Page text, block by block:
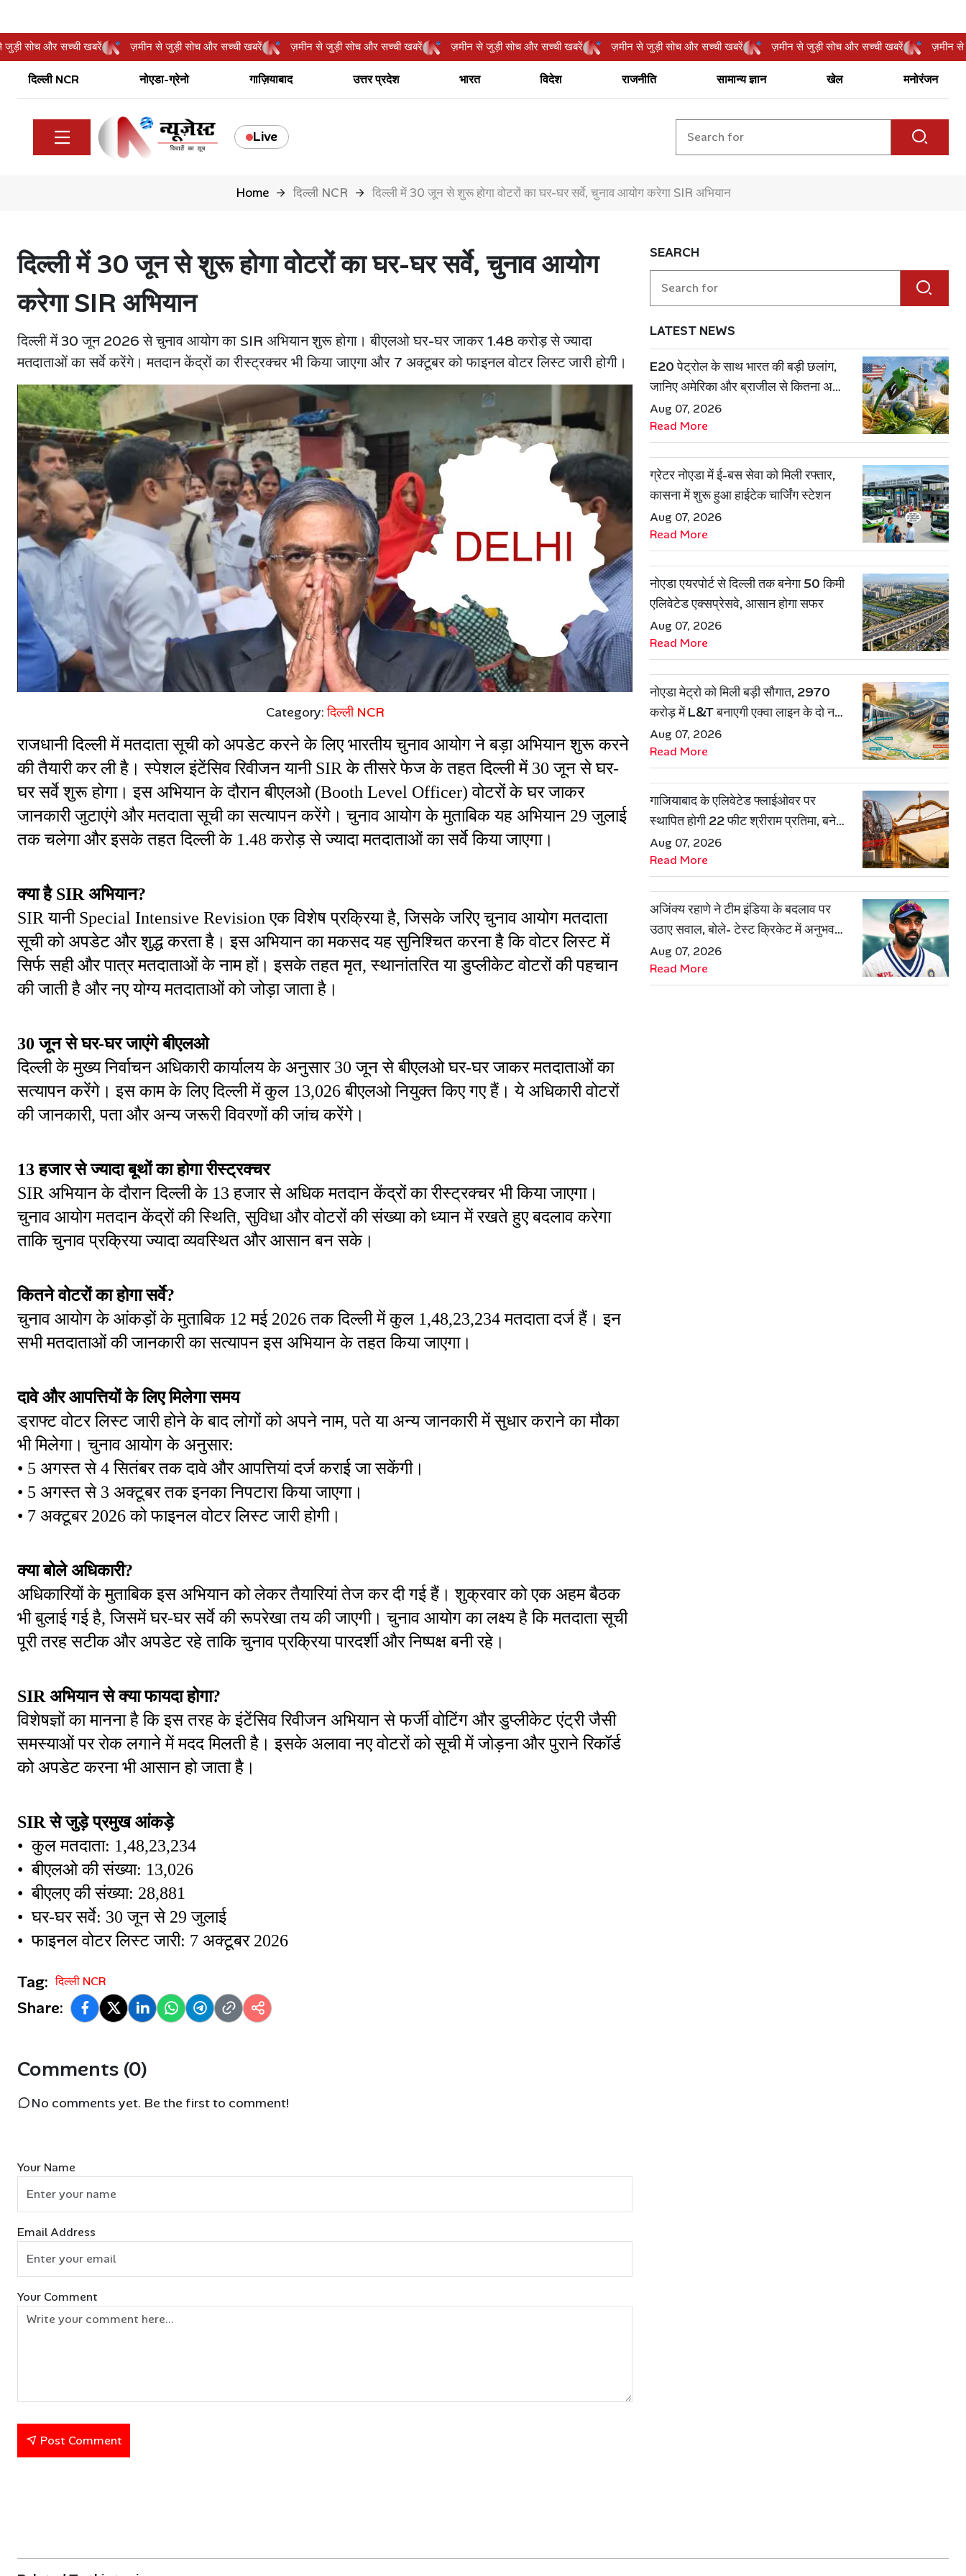
से जुड़ी सोच और सच्ची खबरें ज़मीन से जुड़ी सोच और सच्ची खबरें ज़मीन से जुड़ी सोच और सच्ची खबरें ज़मीन से जुड़ी सोच और सच्ची खबरें ज़मीन से जुड़ी सोच और सच्ची खबरें ज़मीन से जुड़ी सोच और सच्ची खबरें
दिल्ली NCR नोएडा-ग्रेनो गाज़ियाबाद उत्तर प्रदेश भारत विदेश राजनीति सामान्य ज्ञान खेल मनोरंजन
Live
Home दिल्ली NCR दिल्ली में 30 जून से शुरू होगा वोटरों का घर-घर सर्वे, चुनाव आयोग करेगा SIR अभियान
दिल्ली में 30 जून से शुरू होगा वोटरों का घर-घर सर्वे, चुनाव आयोग
करेगा SIR अभियान
दिल्ली में 30 जून 2026 से चुनाव आयोग का SIR अभियान शुरू होगा। बीएलओ घर-घर जाकर 1.48 करोड़ से ज्यादा
मतदाताओं का सर्वे करेंगे। मतदान केंद्रों का रीस्ट्रक्चर भी किया जाएगा और 7 अक्टूबर को फाइनल वोटर लिस्ट जारी होगी।
Category:दिल्ली NCR
राजधानी दिल्ली में मतदाता सूची को अपडेट करने के लिए भारतीय चुनाव आयोग ने बड़ा अभियान शुरू करने
की तैयारी कर ली है। स्पेशल इंटेंसिव रिवीजन यानी SIR के तीसरे फेज के तहत दिल्ली में 30 जून से घर-
घर सर्वे शुरू होगा। इस अभियान के दौरान बीएलओ (Booth Level Officer) वोटरों के घर जाकर
जानकारी जुटाएंगे और मतदाता सूची का सत्यापन करेंगे। चुनाव आयोग के मुताबिक यह अभियान 29 जुलाई
तक चलेगा और इसके तहत दिल्ली के 1.48 करोड़ से ज्यादा मतदाताओं का सर्वे किया जाएगा।
क्या है SIR अभियान?
SIR यानी Special Intensive Revision एक विशेष प्रक्रिया है, जिसके जरिए चुनाव आयोग मतदाता
सूची को अपडेट और शुद्ध करता है। इस अभियान का मकसद यह सुनिश्चित करना है कि वोटर लिस्ट में
सिर्फ सही और पात्र मतदाताओं के नाम हों। इसके तहत मृत, स्थानांतरित या डुप्लीकेट वोटरों की पहचान
की जाती है और नए योग्य मतदाताओं को जोड़ा जाता है।
30 जून से घर-घर जाएंगे बीएलओ
दिल्ली के मुख्य निर्वाचन अधिकारी कार्यालय के अनुसार 30 जून से बीएलओ घर-घर जाकर मतदाताओं का
सत्यापन करेंगे। इस काम के लिए दिल्ली में कुल 13,026 बीएलओ नियुक्त किए गए हैं। ये अधिकारी वोटरों
की जानकारी, पता और अन्य जरूरी विवरणों की जांच करेंगे।
13 हजार से ज्यादा बूथों का होगा रीस्ट्रक्चर
SIR अभियान के दौरान दिल्ली के 13 हजार से अधिक मतदान केंद्रों का रीस्ट्रक्चर भी किया जाएगा।
चुनाव आयोग मतदान केंद्रों की स्थिति, सुविधा और वोटरों की संख्या को ध्यान में रखते हुए बदलाव करेगा
ताकि चुनाव प्रक्रिया ज्यादा व्यवस्थित और आसान बन सके।
कितने वोटरों का होगा सर्वे?
चुनाव आयोग के आंकड़ों के मुताबिक 12 मई 2026 तक दिल्ली में कुल 1,48,23,234 मतदाता दर्ज हैं। इन
सभी मतदाताओं की जानकारी का सत्यापन इस अभियान के तहत किया जाएगा।
दावे और आपत्तियों के लिए मिलेगा समय
ड्राफ्ट वोटर लिस्ट जारी होने के बाद लोगों को अपने नाम, पते या अन्य जानकारी में सुधार कराने का मौका
भी मिलेगा। चुनाव आयोग के अनुसार:
• 5 अगस्त से 4 सितंबर तक दावे और आपत्तियां दर्ज कराई जा सकेंगी।
• 5 अगस्त से 3 अक्टूबर तक इनका निपटारा किया जाएगा।
• 7 अक्टूबर 2026 को फाइनल वोटर लिस्ट जारी होगी।
क्या बोले अधिकारी?
अधिकारियों के मुताबिक इस अभियान को लेकर तैयारियां तेज कर दी गई हैं। शुक्रवार को एक अहम बैठक
भी बुलाई गई है, जिसमें घर-घर सर्वे की रूपरेखा तय की जाएगी। चुनाव आयोग का लक्ष्य है कि मतदाता सूची
पूरी तरह सटीक और अपडेट रहे ताकि चुनाव प्रक्रिया पारदर्शी और निष्पक्ष बनी रहे।
SIR अभियान से क्या फायदा होगा?
विशेषज्ञों का मानना है कि इस तरह के इंटेंसिव रिवीजन अभियान से फर्जी वोटिंग और डुप्लीकेट एंट्री जैसी
समस्याओं पर रोक लगाने में मदद मिलती है। इसके अलावा नए वोटरों को सूची में जोड़ना और पुराने रिकॉर्ड
को अपडेट करना भी आसान हो जाता है।
SIR से जुड़े प्रमुख आंकड़े
•  कुल मतदाता: 1,48,23,234
•  बीएलओ की संख्या: 13,026
•  बीएलए की संख्या: 28,881
•  घर-घर सर्वे: 30 जून से 29 जुलाई
•  फाइनल वोटर लिस्ट जारी: 7 अक्टूबर 2026
Tag: दिल्ली NCR
Share:
Comments (0)
No comments yet. Be the first to comment!
Your Name
Email Address
Your Comment
Post Comment
SEARCH
LATEST NEWS
E20 पेट्रोल के साथ भारत की बड़ी छलांग,
जानिए अमेरिका और ब्राजील से कितना अलग
है एथेनॉल मॉडल
Aug 07, 2026
Read More
ग्रेटर नोएडा में ई-बस सेवा को मिली रफ्तार,
कासना में शुरू हुआ हाईटेक चार्जिंग स्टेशन
Aug 07, 2026
Read More
नोएडा एयरपोर्ट से दिल्ली तक बनेगा 50 किमी
एलिवेटेड एक्सप्रेसवे, आसान होगा सफर
Aug 07, 2026
Read More
नोएडा मेट्रो को मिली बड़ी सौगात, 2970
करोड़ में L&T बनाएगी एक्वा लाइन के दो नए
रूट
Aug 07, 2026
Read More
गाजियाबाद के एलिवेटेड फ्लाईओवर पर
स्थापित होगी 22 फीट श्रीराम प्रतिमा, बनेगी
शहर की नई पहचान
Aug 07, 2026
Read More
अजिंक्य रहाणे ने टीम इंडिया के बदलाव पर
उठाए सवाल, बोले- टेस्ट क्रिकेट में अनुभव
की जरूरत हमेशा रहेगी
Aug 07, 2026
Read More